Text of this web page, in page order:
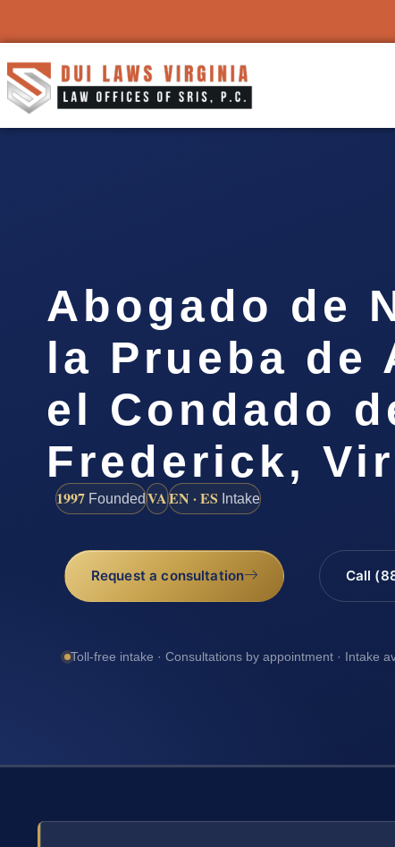
Abogado de
la Prueba de
el Condado
Frederick,
1997 FoundedVAEN · ES Intake
Request a consultation Call
Toll-free intake · Consultations by appointment · Intake